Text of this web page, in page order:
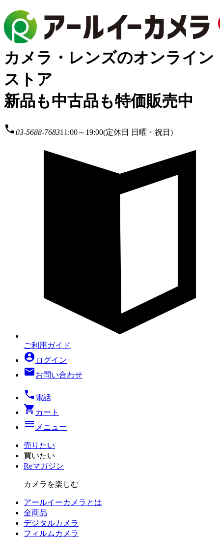
カメラ・レンズのオンライン
ストア
新品も中古品も特価販売中
local_phone03-5688-768311:00～19:00(定休日 日曜・祝日)
ご利用ガイド
account_circle ログイン
mailお問い合わせ
local_phone 電話
shopping_cart カート
menu メニュー
売りたい
買いたい
Reマガジン
カメラを楽しむ
アールイーカメラとは
全商品
デジタルカメラ
フィルム カメラ